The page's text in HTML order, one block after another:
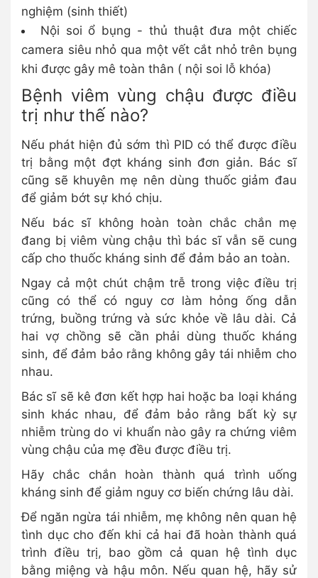
nghiệm (sinh thiết)
Nội soi ổ bụng - thủ thuật đưa một chiếc
camera siêu nhỏ qua một vết cắt nhỏ trên bụng
khi được gây mê toàn thân ( nội soi lỗ khóa)
Bệnh viêm vùng chậu được điều
trị như thế nào?
Nếu phát hiện đủ sớm thì PID có thể được điều
trị bằng một đợt kháng sinh đơn giản. Bác sĩ
cũng sẽ khuyên mẹ nên dùng thuốc giảm đau
để giảm bớt sự khó chịu.
Nếu bác sĩ không hoàn toàn chắc chắn mẹ
đang bị viêm vùng chậu thì bác sĩ vẫn sẽ cung
cấp cho thuốc kháng sinh để đảm bảo an toàn.
Ngay cả một chút chậm trễ trong việc điều trị
cũng có thể có nguy cơ làm hỏng ống dẫn
trứng, buồng trứng và sức khỏe về lâu dài. Cả
hai vợ chồng sẽ cần phải dùng thuốc kháng
sinh, để đảm bảo rằng không gây tái nhiễm cho
nhau.
Bác sĩ sẽ kê đơn kết hợp hai hoặc ba loại kháng
sinh khác nhau, để đảm bảo rằng bất kỳ sự
nhiễm trùng do vi khuẩn nào gây ra chứng viêm
vùng chậu của mẹ đều được điều trị.
Hãy chắc chắn hoàn thành quá trình uống
kháng sinh để giảm nguy cơ biến chứng lâu dài.
Để ngăn ngừa tái nhiễm, mẹ không nên quan hệ
tình dục cho đến khi cả hai đã hoàn thành quá
trình điều trị, bao gồm cả quan hệ tình dục
bằng miệng và hậu môn. Nếu quan hệ, hãy sử